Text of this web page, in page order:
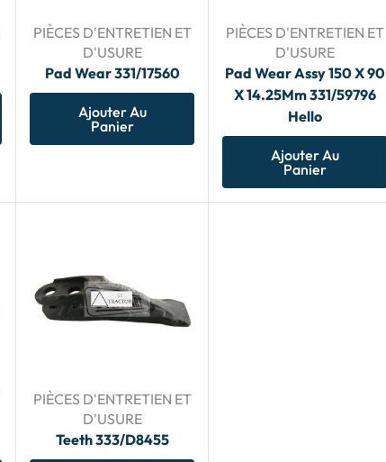
PIÈCES D'ENTRETIEN ET
D'USURE
Pad Wear 331/17560
Ajouter Au
Panier
PIÈCES D'ENTRETIEN ET
D'USURE
Pad Wear Assy 150 X 90
X 14.25Mm 331/59796
Hello
Ajouter Au
Panier
PIÈCES D'ENTRETIEN ET
D'USURE
Teeth 333/D8455